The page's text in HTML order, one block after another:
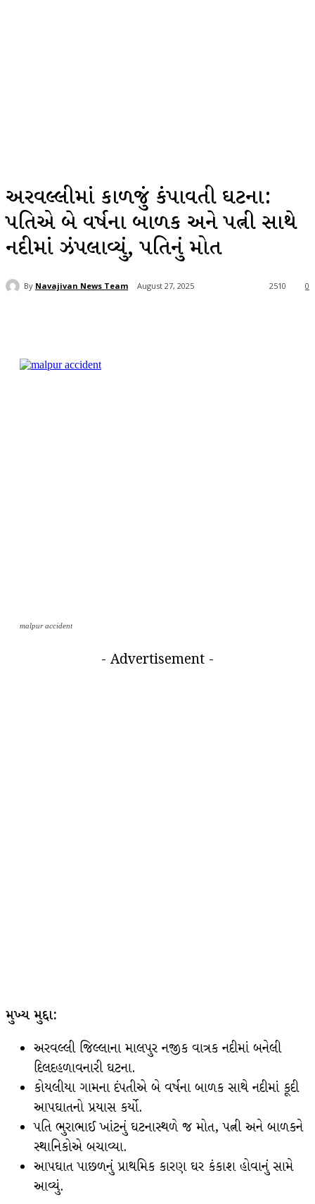
અરવલ્લીમાં કાળજું કંપાવતી ઘટના:
પતિએ બે વર્ષના બાળક અને પત્ની સાથે
નદીમાં ઝંપલાવ્યું, પતિનું મોત
By Navajivan News Team August 27, 2025 0
2510
malpur accident
- Advertisement -
મુખ્ય મુદ્દા:
અરવલ્લી જિલ્લાના માલપુર નજીક વાત્રક નદીમાં બનેલી
દિલદહળાવનારી ઘટના.
કોયલીયા ગામના દંપતીએ બે વર્ષના બાળક સાથે નદીમાં કૂદી
આપઘાતનો પ્રયાસ કર્યો.
પતિ ભુરાભાઈ ખાંટનું ઘટનાસ્થળે જ મોત, પત્ની અને બાળકને
સ્થાનિકોએ બચાવ્યા.
આપઘાત પાછળનું પ્રાથમિક કારણ ઘર કંકાશ હોવાનું સામે
આવ્યું.